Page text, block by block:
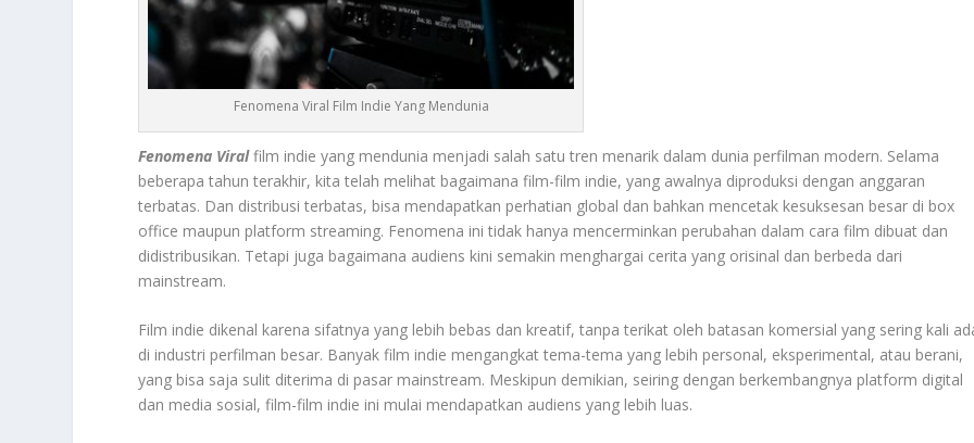
Fenomena Viral Film Indie Yang Mendunia
Fenomena Viralfilm indie yang mendunia menjadi salah satu tren menarik dalam dunia perfilman modern. Selama
beberapa tahun terakhir, kita telah melihat bagaimana film-film indie, yang awalnya diproduksi dengan anggaran
terbatas. Dan distribusi terbatas, bisa mendapatkan perhatian global dan bahkan mencetak kesuksesan besar di box
office maupun platform streaming. Fenomena ini tidak hanya mencerminkan perubahan dalam cara film dibuat dan
didistribusikan. Tetapi juga bagaimana audiens kini semakin menghargai cerita yang orisinal dan berbeda dari
mainstream.
Film indie dikenal karena sifatnya yang lebih bebas dan kreatif, tanpa terikat oleh batasan komersial yang sering kali
di industri perfilman besar. Banyak film indie mengangkat tema-tema yang lebih personal, eksperimental, atau berani,
yang bisa saja sulit diterima di pasar mainstream. Meskipun demikian, seiring dengan berkembangnya platform digital
dan media sosial, film-film indie ini mulai mendapatkan audiens yang lebih luas.